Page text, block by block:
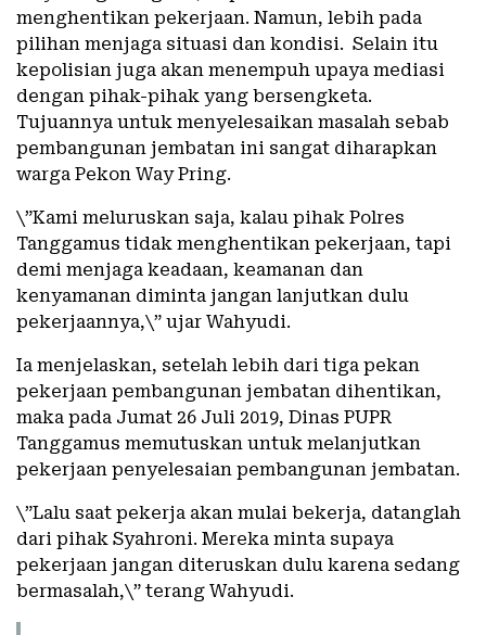
menghentikan pekerjaan. Namun, lebih pada
pilihan menjaga situasi dan kondisi. Selain itu
kepolisian juga akan menempuh upaya mediasi
dengan pihak-pihak yang bersengketa.
Tujuannya untuk menyelesaikan masalah sebab
pembangunan jembatan ini sangat diharapkan
warga Pekon Way Pring.
\”Kami meluruskan saja, kalau pihak Polres
Tanggamus tidak menghentikan pekerjaan, tapi
demi menjaga keadaan, keamanan dan
kenyamanan diminta jangan lanjutkan dulu
pekerjaannya,\” ujar Wahyudi.
Ia menjelaskan, setelah lebih dari tiga pekan
pekerjaan pembangunan jembatan dihentikan,
maka pada Jumat 26 Juli 2019, Dinas PUPR
Tanggamus memutuskan untuk melanjutkan
pekerjaan penyelesaian pembangunan jembatan.
\”Lalu saat pekerja akan mulai bekerja, datanglah
dari pihak Syahroni. Mereka minta supaya
pekerjaan jangan diteruskan dulu karena sedang
bermasalah,\” terang Wahyudi.